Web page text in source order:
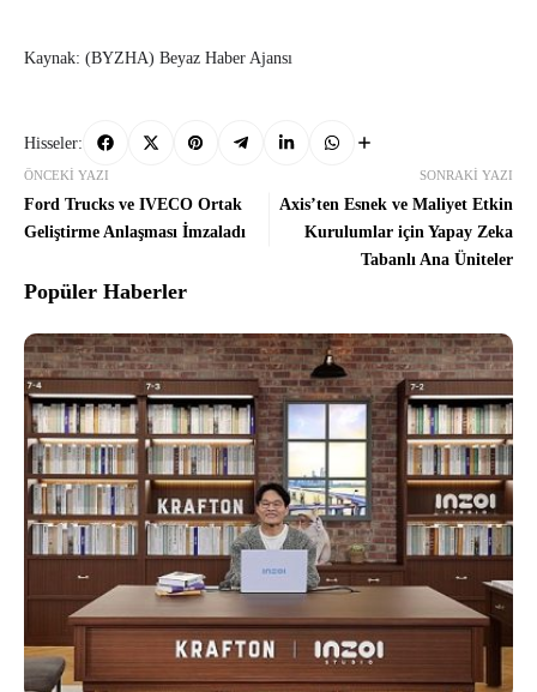
Kaynak: (BYZHA) Beyaz Haber Ajansı
Hisseler:
ÖNCEKI YAZI
Ford Trucks ve IVECO Ortak
Geliştirme Anlaşması İmzaladı
SONRAKI YAZI
Axis’ten Esnek ve Maliyet Etkin
Kurulumlar için Yapay Zeka
Tabanlı Ana Üniteler
Popüler Haberler